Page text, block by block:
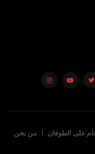
على الطوفان
من نحن